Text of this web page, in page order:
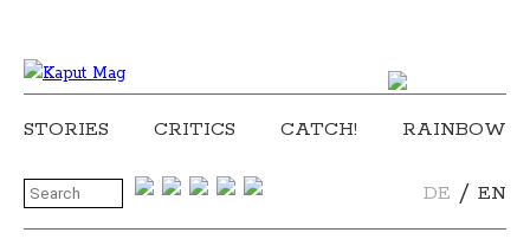
STORIES CRITICS CATCH! RAINBOW
DE / EN